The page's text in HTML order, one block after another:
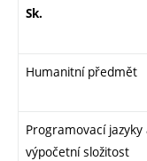
Sk.
Humanitní předmět
Programovací jazyky
výpočetní složitost